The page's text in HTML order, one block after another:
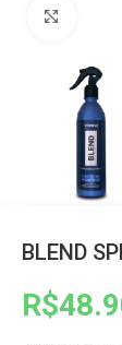
BLEND
R$